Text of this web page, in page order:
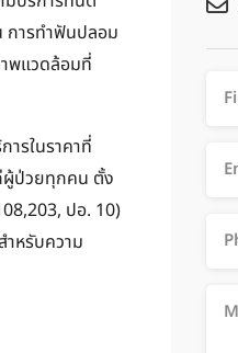
การทำฟันปลอม
พแวดล้อมที่
รในราคาที่
ผู้ป่วยทุกคน ตั้ง
ปอ. 10)
หรับความ